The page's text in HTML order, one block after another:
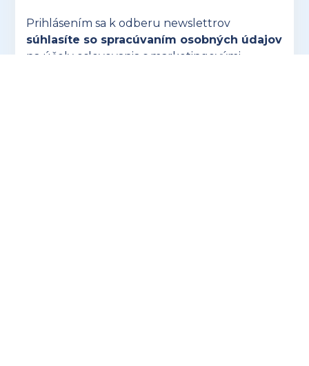
Prihlásením sa k odberu newslettrov
súhlasíte so spracúvaním osobných údajov
na účely oslovovania s marketingovými